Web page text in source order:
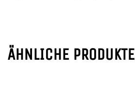
ÄHNLICHE PRODUKTE